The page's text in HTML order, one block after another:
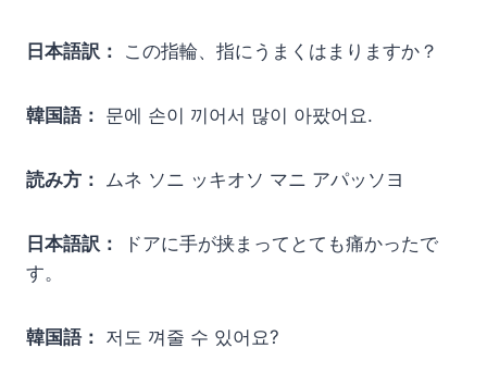
日本語訳： この指輪、指にうまくはまりますか？
韓国語： 문에 손이 끼어서 많이 아팠어요.
読み方： ムネ ソニ ッキオソ マニ アパッソヨ
日本語訳：
ドアに手が挟まってとても痛かったで
す。
韓国語： 저도 껴줄 수 있어요?